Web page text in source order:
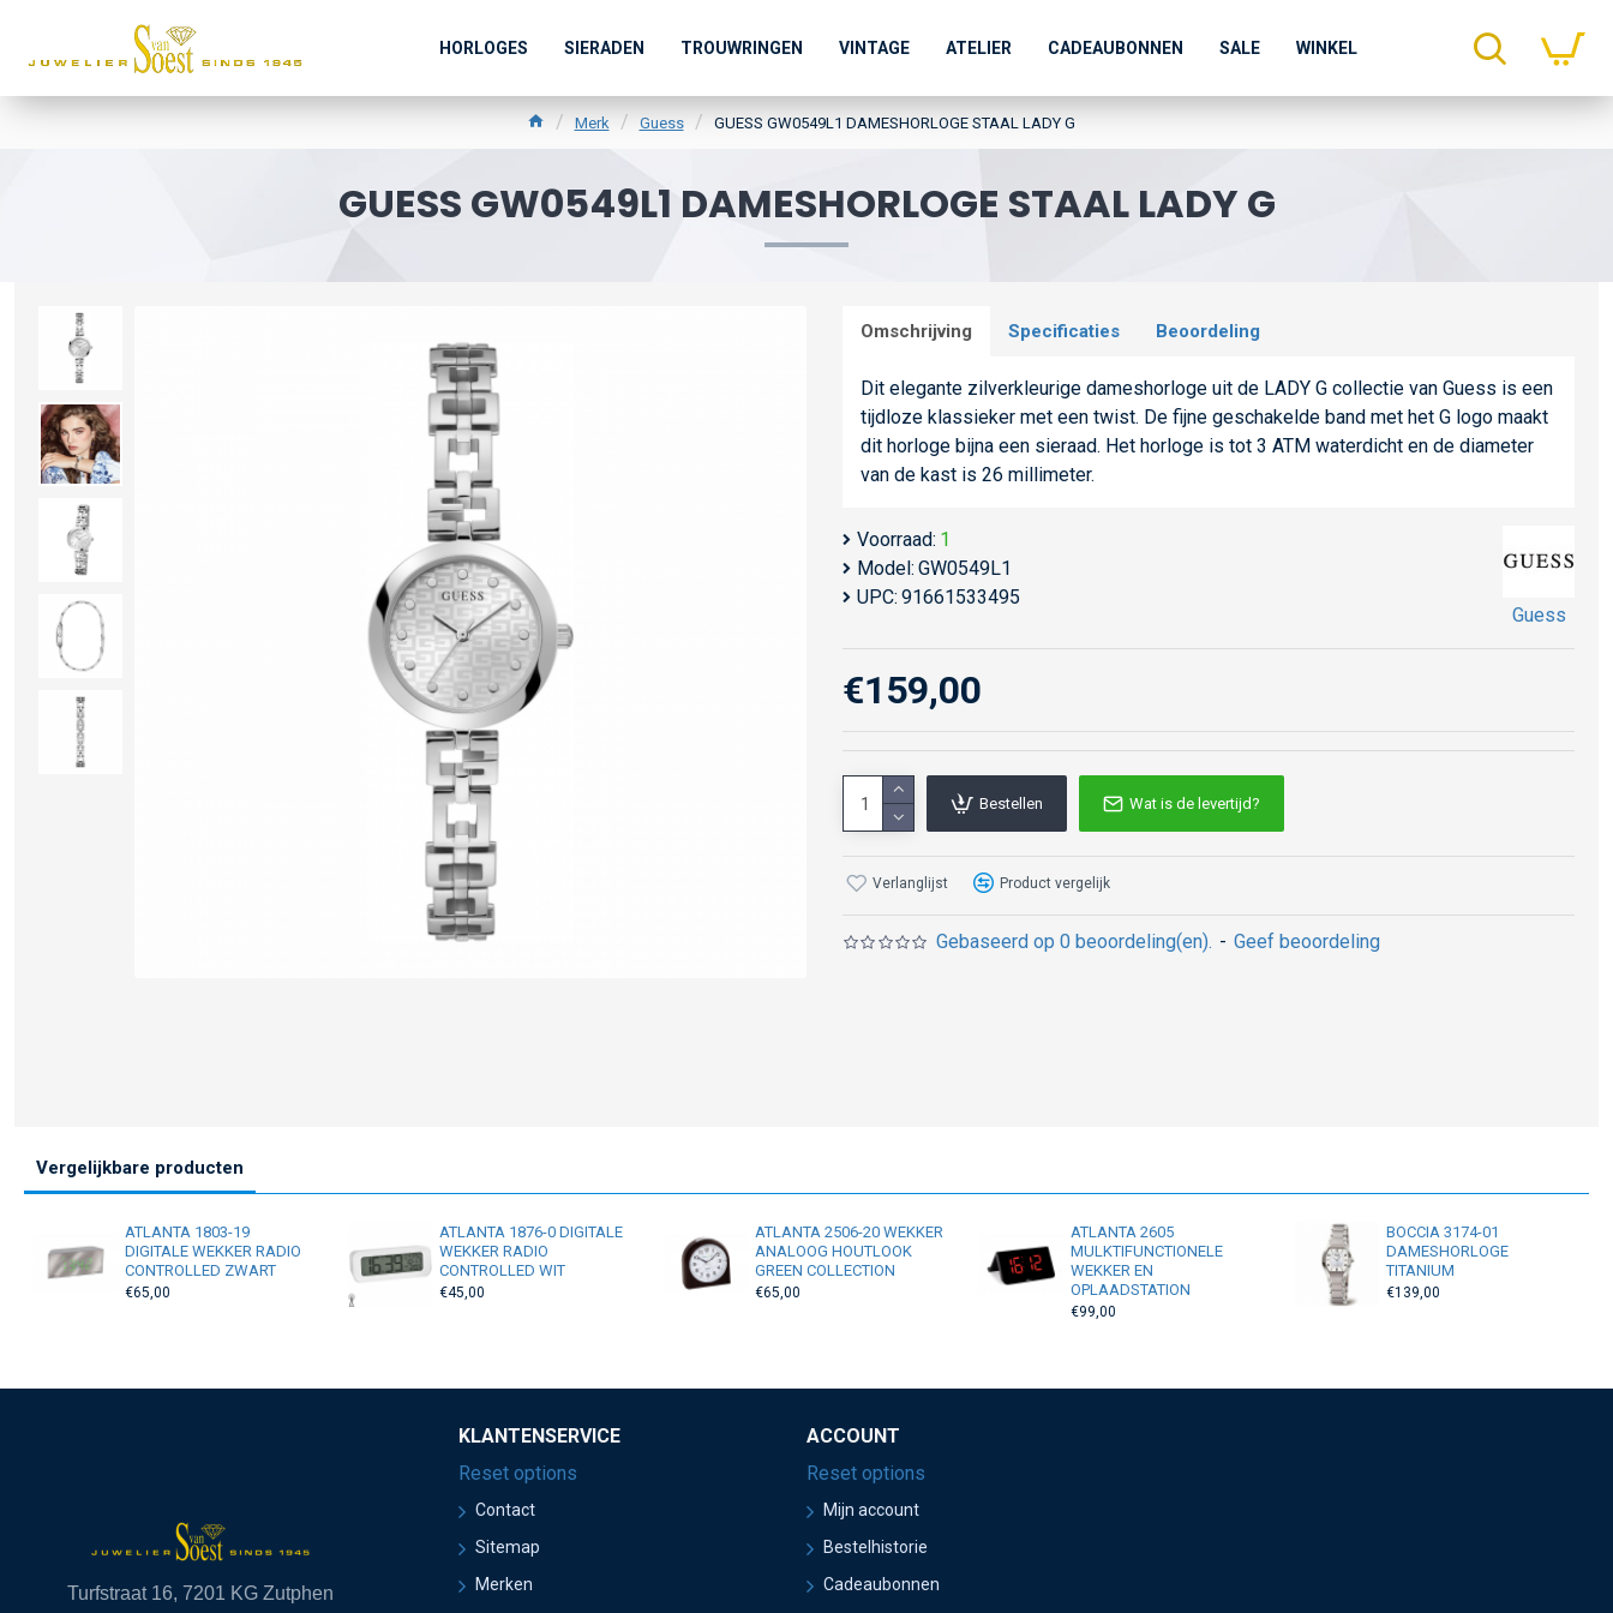
HORLOGES SIERADEN TROUWRINGEN VINTAGE ATELIER CADEAUBONNEN SALE WINKEL
Merk Guess GUESS GW0549L1 DAMESHORLOGE STAAL LADY G
GUESS GW0549L1 DAMESHORLOGE STAAL LADY G
Omschrijving Specificaties Beoordeling
Dit elegante zilverkleurige dameshorloge uit de LADY G collectie van Guess is een
tijdloze klassieker met een twist. De fijne geschakelde band met het G logo maakt
dit horloge bijna een sieraad. Het horloge is tot 3 ATM waterdicht en de diameter
van de kast is 26 millimeter.
Voorraad: 1
Model: GW0549L1
UPC: 91661533495
Guess
Gebaseerd op 0 beoordeling(en). - Geef beoordeling
€159,00
Bestellen Wat is de levertijd?
Verlanglijst Product vergelijk
Vergelijkbare producten
ATLANTA 1803-19
DIGITALE WEKKER RADIO
CONTROLLED ZWART
€65,00
ATLANTA 1876-0 DIGITALE
WEKKER RADIO
CONTROLLED WIT
€45,00
ATLANTA 2506-20 WEKKER
ANALOOG HOUTLOOK
GREEN COLLECTION
€65,00
ATLANTA 2605
MULKTIFUNCTIONELE
WEKKER EN
OPLAADSTATION
€99,00
BOCCIA 3174-01
DAMESHORLOGE
TITANIUM
€139,00
Turfstraat 16, 7201 KG Zutphen
KLANTENSERVICE
Reset options
Contact
Sitemap
Merken
ACCOUNT
Reset options
Mijn account
Bestelhistorie
Cadeaubonnen